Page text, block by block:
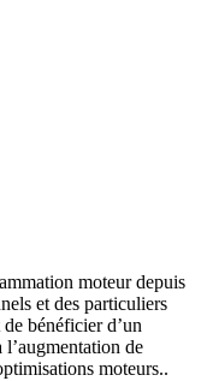
moteur depuis
et des particuliers
bénéficier d’un
de
moteurs..